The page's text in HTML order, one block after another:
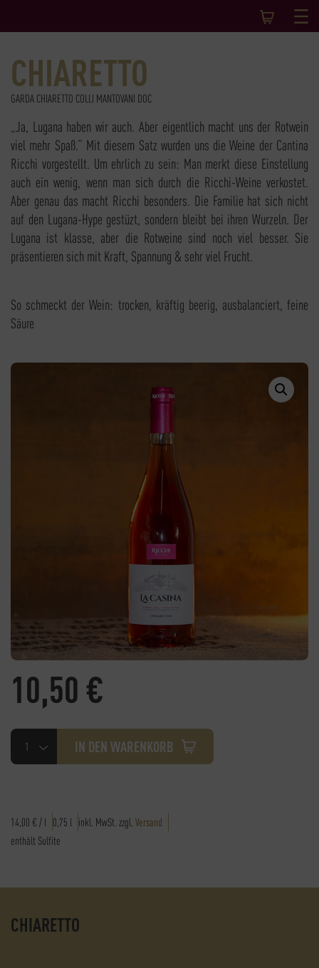
CHIARETTO
GARDA CHIARETTO COLLI MANTOVANI DOC
„Ja, Lugana haben wir auch. Aber eigentlich macht uns der Rotwein
viel mehr Spaß.“ Mit diesem Satz wurden uns die Weine der Cantina
Ricchi vorgestellt. Um ehrlich zu sein: Man merkt diese Einstellung
auch ein wenig, wenn man sich durch die Ricchi-Weine verkostet.
Aber genau das macht Ricchi besonders. Die Familie hat sich nicht
auf den Lugana-Hype gestüzt, sondern bleibt bei ihren Wurzeln. Der
Lugana ist klasse, aber die Rotweine sind noch viel besser. Sie
präsentieren sich mit Kraft, Spannung & sehr viel Frucht.
So schmeckt der Wein: trocken, kräftig beerig, ausbalanciert, feine
Säure
Chiaretto
Menge
IN DEN WARENKORB
10,50€
14,00 € /l 0,75 l inkl. MwSt. zzgl. Versand
enthält Sulfite
CHIARETTO